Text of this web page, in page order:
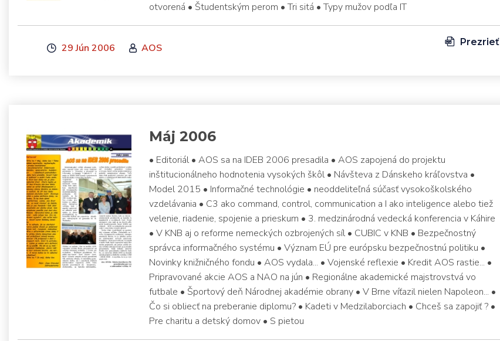
otvorená • Študentským perom • Tri sitá • Typy mužov podľa IT
29 Jún 2006 AOS Prezrieť
Máj 2006
• Editoriál • AOS sa na IDEB 2006 presadila • AOS zapojená do projektu
inštitucionálneho hodnotenia vysokých škôl • Návšteva z Dánskeho kráľovstva •
Model 2015 • Informačné technológie • neoddeliteľná súčasť vysokoškolského
vzdelávania • C3 ako command, control, communication a I ako inteligence alebo tiež
velenie, riadenie, spojenie a prieskum • 3. medzinárodná vedecká konferencia v Káhire
• V KNB aj o reforme nemeckých ozbrojených síl • CUBIC v KNB • Bezpečnostný
správca informačného systému • Význam EÚ pre európsku bezpečnostnú politiku •
Novinky knižničného fondu • AOS vydala... • Vojenské reflexie • Kredit AOS rastie... •
Pripravované akcie AOS a NAO na jún • Regionálne akademické majstrovstvá vo
futbale • Športový deň Národnej akadémie obrany • V Brne víťazil nielen Napoleon... •
Čo si obliecť na preberanie diplomu? • Kadeti v Medzilaborciach • Chceš sa zapojiť ? •
Pre charitu a detský domov • S pietou